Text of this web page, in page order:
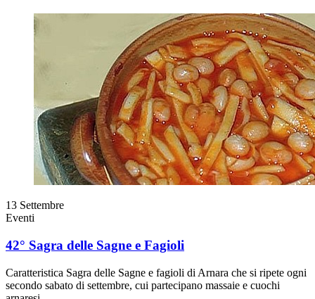
13 Settembre
Eventi
42° Sagra delle Sagne e Fagioli
Caratteristica Sagra delle Sagne e fagioli di Arnara che si ripete ogni
secondo sabato di settembre, cui partecipano massaie e cuochi